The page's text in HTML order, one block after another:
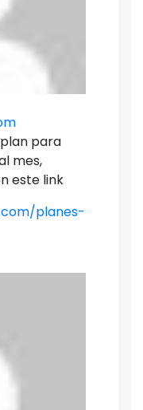
para
mes,
este link
planes-